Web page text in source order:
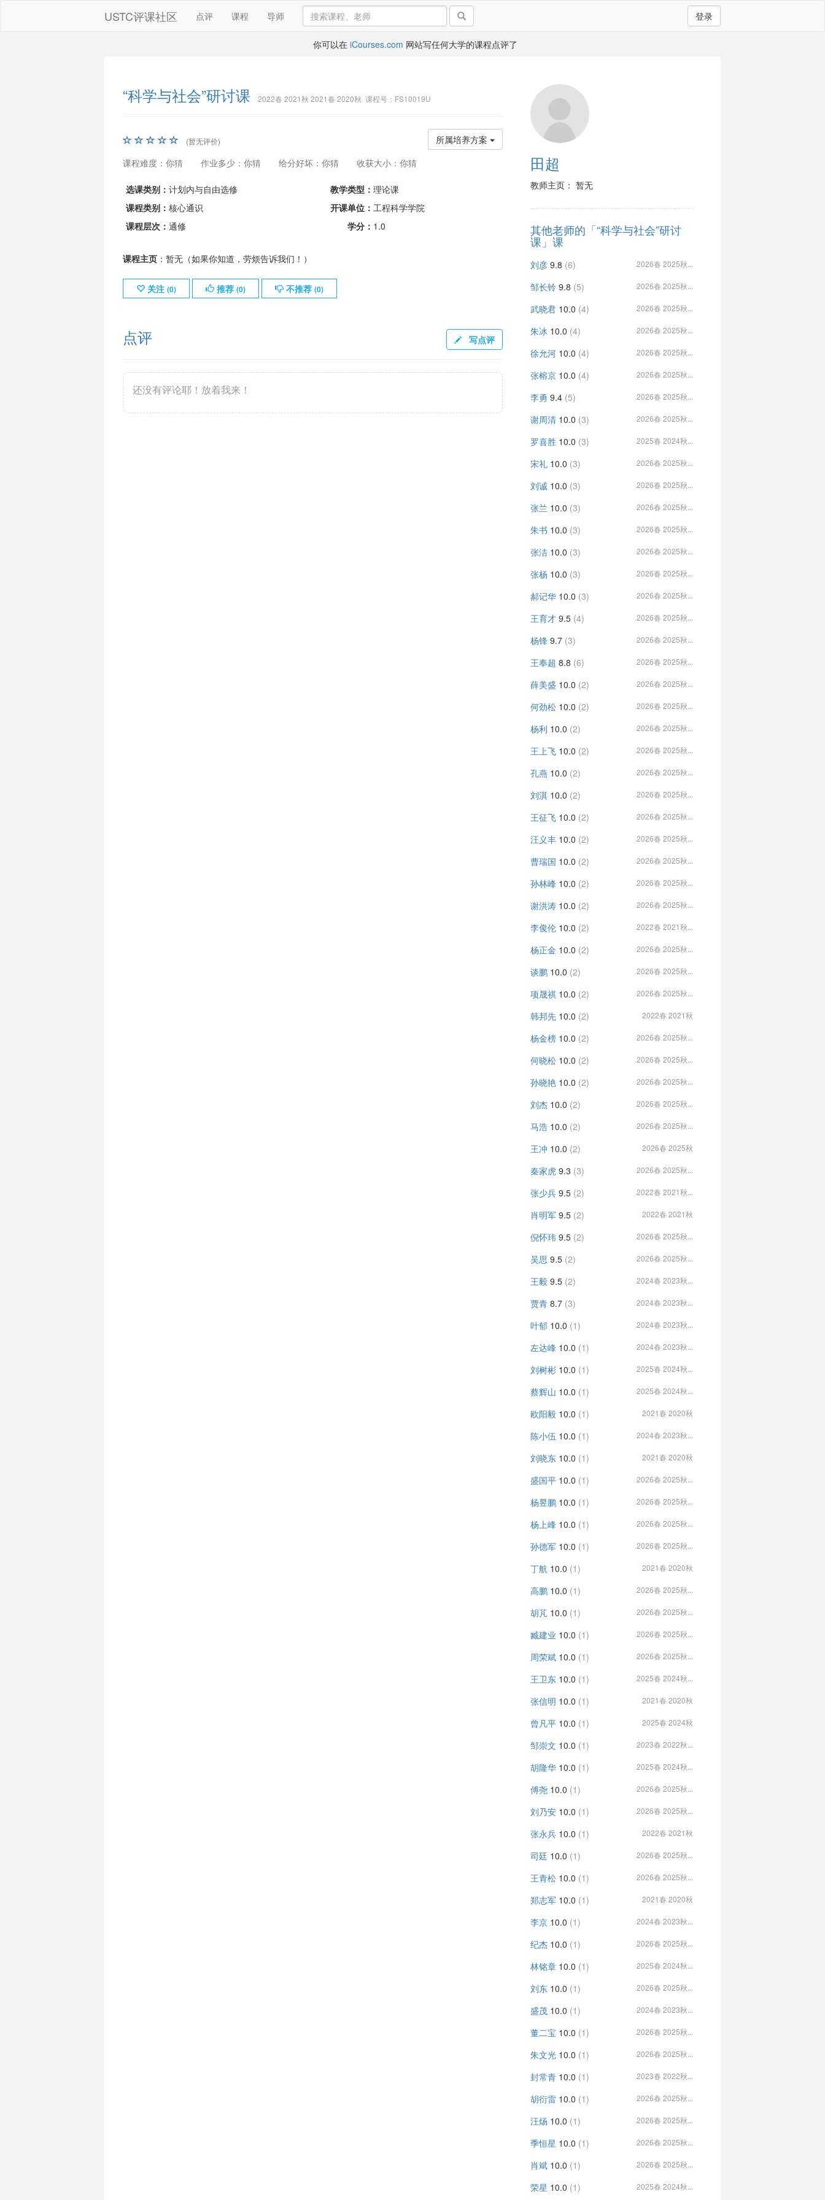
USTC评课社区 点评 课程 导师 登录
你可以在 iCourses.com 网站写任何大学的课程点评了
“科学与社会”研讨课 2022春 2021秋 2021春 2020秋 课程号：FS10019U
所属培养方案
(暂无评价)
课程难度：你猜 作业多少：你猜 给分好坏：你猜 收获大小：你猜
选课类别： 计划内与自由选修 教学类型： 理论课
课程类别： 核心通识 开课单位： 工程科学学院
课程层次： 通修 学分： 1.0
课程主页：暂无（如果你知道，劳烦告诉我们！）
关注 (0) 推荐 (0) 不推荐 (0)
点评 写点评
还没有评论耶！放着我来！
田超
教师主页： 暂无
其他老师的「“科学与社会”研讨
课」课
刘彦 9.8 (6) 2026春 2025秋...
邹长铃 9.8 (5) 2026春 2025秋...
武晓君 10.0 (4) 2026春 2025秋...
朱冰 10.0 (4) 2026春 2025秋...
徐允河 10.0 (4) 2026春 2025秋...
张榕京 10.0 (4) 2026春 2025秋...
李勇 9.4 (5) 2026春 2025秋...
谢周清 10.0 (3) 2026春 2025秋...
罗喜胜 10.0 (3) 2025春 2024秋...
宋礼 10.0 (3) 2026春 2025秋...
刘诚 10.0 (3) 2026春 2025秋...
张兰 10.0 (3) 2026春 2025秋...
朱书 10.0 (3) 2026春 2025秋...
张洁 10.0 (3) 2026春 2025秋...
张杨 10.0 (3) 2026春 2025秋...
郝记华 10.0 (3) 2026春 2025秋...
王育才 9.5 (4) 2026春 2025秋...
杨锋 9.7 (3) 2026春 2025秋...
王奉超 8.8 (6) 2026春 2025秋...
薛美盛 10.0 (2) 2026春 2025秋...
何劲松 10.0 (2) 2026春 2025秋...
杨利 10.0 (2) 2026春 2025秋...
王上飞 10.0 (2) 2026春 2025秋...
孔燕 10.0 (2) 2026春 2025秋...
刘淇 10.0 (2) 2026春 2025秋...
王征飞 10.0 (2) 2026春 2025秋...
汪义丰 10.0 (2) 2026春 2025秋...
曹瑞国 10.0 (2) 2026春 2025秋...
孙林峰 10.0 (2) 2026春 2025秋...
谢洪涛 10.0 (2) 2026春 2025秋...
李俊伦 10.0 (2) 2022春 2021秋...
杨正金 10.0 (2) 2026春 2025秋...
谈鹏 10.0 (2) 2026春 2025秋...
项晟祺 10.0 (2) 2026春 2025秋...
韩邦先 10.0 (2) 2022春 2021秋
杨金榜 10.0 (2) 2026春 2025秋...
何晓松 10.0 (2) 2026春 2025秋...
孙晓艳 10.0 (2) 2026春 2025秋...
刘杰 10.0 (2) 2026春 2025秋...
马浩 10.0 (2) 2026春 2025秋...
王冲 10.0 (2) 2026春 2025秋
秦家虎 9.3 (3) 2026春 2025秋...
张少兵 9.5 (2) 2022春 2021秋...
肖明军 9.5 (2) 2022春 2021秋
倪怀玮 9.5 (2) 2026春 2025秋...
吴思 9.5 (2) 2026春 2025秋...
王毅 9.5 (2) 2024春 2023秋...
贾青 8.7 (3) 2024春 2023秋...
叶郁 10.0 (1) 2024春 2023秋...
左达峰 10.0 (1) 2024春 2023秋...
刘树彬 10.0 (1) 2025春 2024秋...
蔡辉山 10.0 (1) 2025春 2024秋...
欧阳毅 10.0 (1) 2021春 2020秋
陈小伍 10.0 (1) 2024春 2023秋...
刘晓东 10.0 (1) 2021春 2020秋
盛国平 10.0 (1) 2026春 2025秋...
杨昱鹏 10.0 (1) 2026春 2025秋...
杨上峰 10.0 (1) 2026春 2025秋...
孙德军 10.0 (1) 2026春 2025秋...
丁航 10.0 (1) 2021春 2020秋
高鹏 10.0 (1) 2026春 2025秋...
胡芃 10.0 (1) 2026春 2025秋...
臧建业 10.0 (1) 2026春 2025秋...
周荣斌 10.0 (1) 2026春 2025秋...
王卫东 10.0 (1) 2025春 2024秋...
张信明 10.0 (1) 2021春 2020秋
曾凡平 10.0 (1) 2025春 2024秋
邹崇文 10.0 (1) 2023春 2022秋...
胡隆华 10.0 (1) 2025春 2024秋...
傅尧 10.0 (1) 2026春 2025秋...
刘乃安 10.0 (1) 2026春 2025秋...
张永兵 10.0 (1) 2022春 2021秋
司廷 10.0 (1) 2026春 2025秋...
王青松 10.0 (1) 2026春 2025秋...
郑志军 10.0 (1) 2021春 2020秋
李京 10.0 (1) 2024春 2023秋...
纪杰 10.0 (1) 2026春 2025秋...
林铭章 10.0 (1) 2025春 2024秋...
刘东 10.0 (1) 2026春 2025秋...
盛茂 10.0 (1) 2024春 2023秋...
董二宝 10.0 (1) 2026春 2025秋...
朱文光 10.0 (1) 2026春 2025秋...
封常青 10.0 (1) 2023春 2022秋...
胡衍雷 10.0 (1) 2026春 2025秋...
汪炀 10.0 (1) 2026春 2025秋...
季恒星 10.0 (1) 2026春 2025秋...
肖斌 10.0 (1) 2026春 2025秋...
荣星 10.0 (1) 2025春 2024秋...